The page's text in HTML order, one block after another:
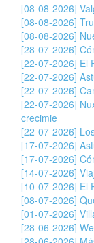
[08-08-2026]
[08-08-2026]
[08-08-2026]
[28-07-2026]
[22-07-2026] El
[22-07-2026]
[22-07-2026]
[22-07-2026]
crecimie
[22-07-2026]
[17-07-2026]
[17-07-2026]
[14-07-2026]
[10-07-2026] El
[08-07-2026]
[01-07-2026]
[28-06-2026]